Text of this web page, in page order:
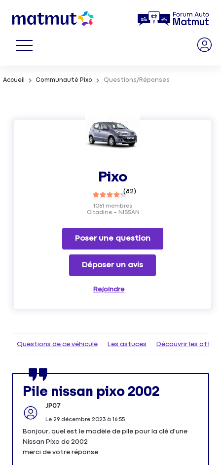
Accueil Communauté Pixo Questions/Réponses
Pixo
(82)
Citadine NISSAN
1061 membres
Poser une question
Déposer un avis
Rejoindre
Questions de ce véhicule Les astuces Découvrir les
Pile nissan pixo 2002
JP07
Le 29 décembre 2023à 16:55
Bonjour, quel est le modèle de pile pour la clé d'une
Nissan Pixo de 2002
merci de votre réponse